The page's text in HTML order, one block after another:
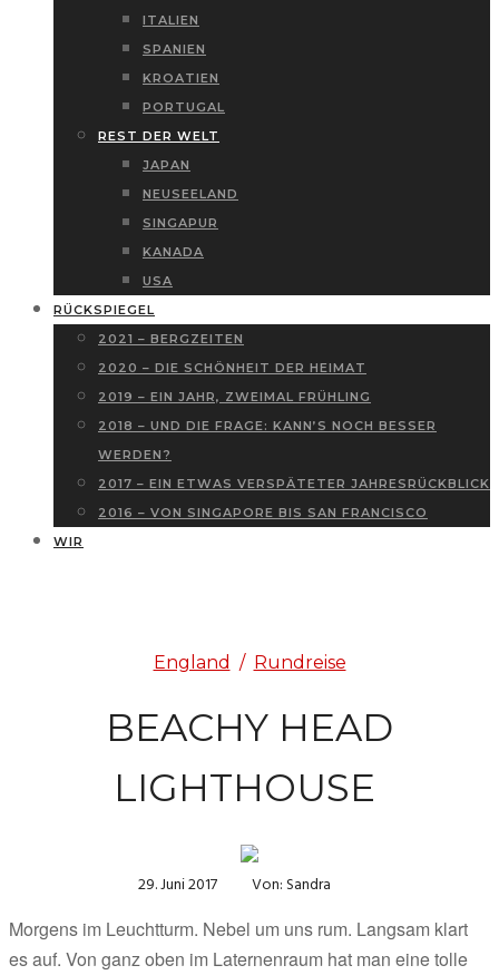
ITALIEN
SPANIEN
KROATIEN
PORTUGAL
REST DER WELT
JAPAN
NEUSEELAND
SINGAPUR
KANADA
USA
RÜCKSPIEGEL
2021 – BERGZEITEN
2020 – DIE SCHÖNHEIT DER HEIMAT
2019 – EIN JAHR, ZWEIMAL FRÜHLING
2018 – UND DIE FRAGE: KANN’S NOCH BESSER
WERDEN?
2017 – EIN ETWAS VERSPÄTETER JAHRESRÜCKBLICK
2016 – VON SINGAPORE BIS SAN FRANCISCO
WIR
England / Rundreise
BEACHY HEAD
LIGHTHOUSE
29. Juni 2017
Von: Sandra
Morgens im Leuchtturm. Nebel um uns rum. Langsam klart
es auf. Von ganz oben im Laternenraum hat man eine tolle